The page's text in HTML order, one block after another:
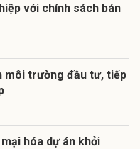
với chính sách bán
môi trường đầu tư, tiếp
hóa dự án khởi